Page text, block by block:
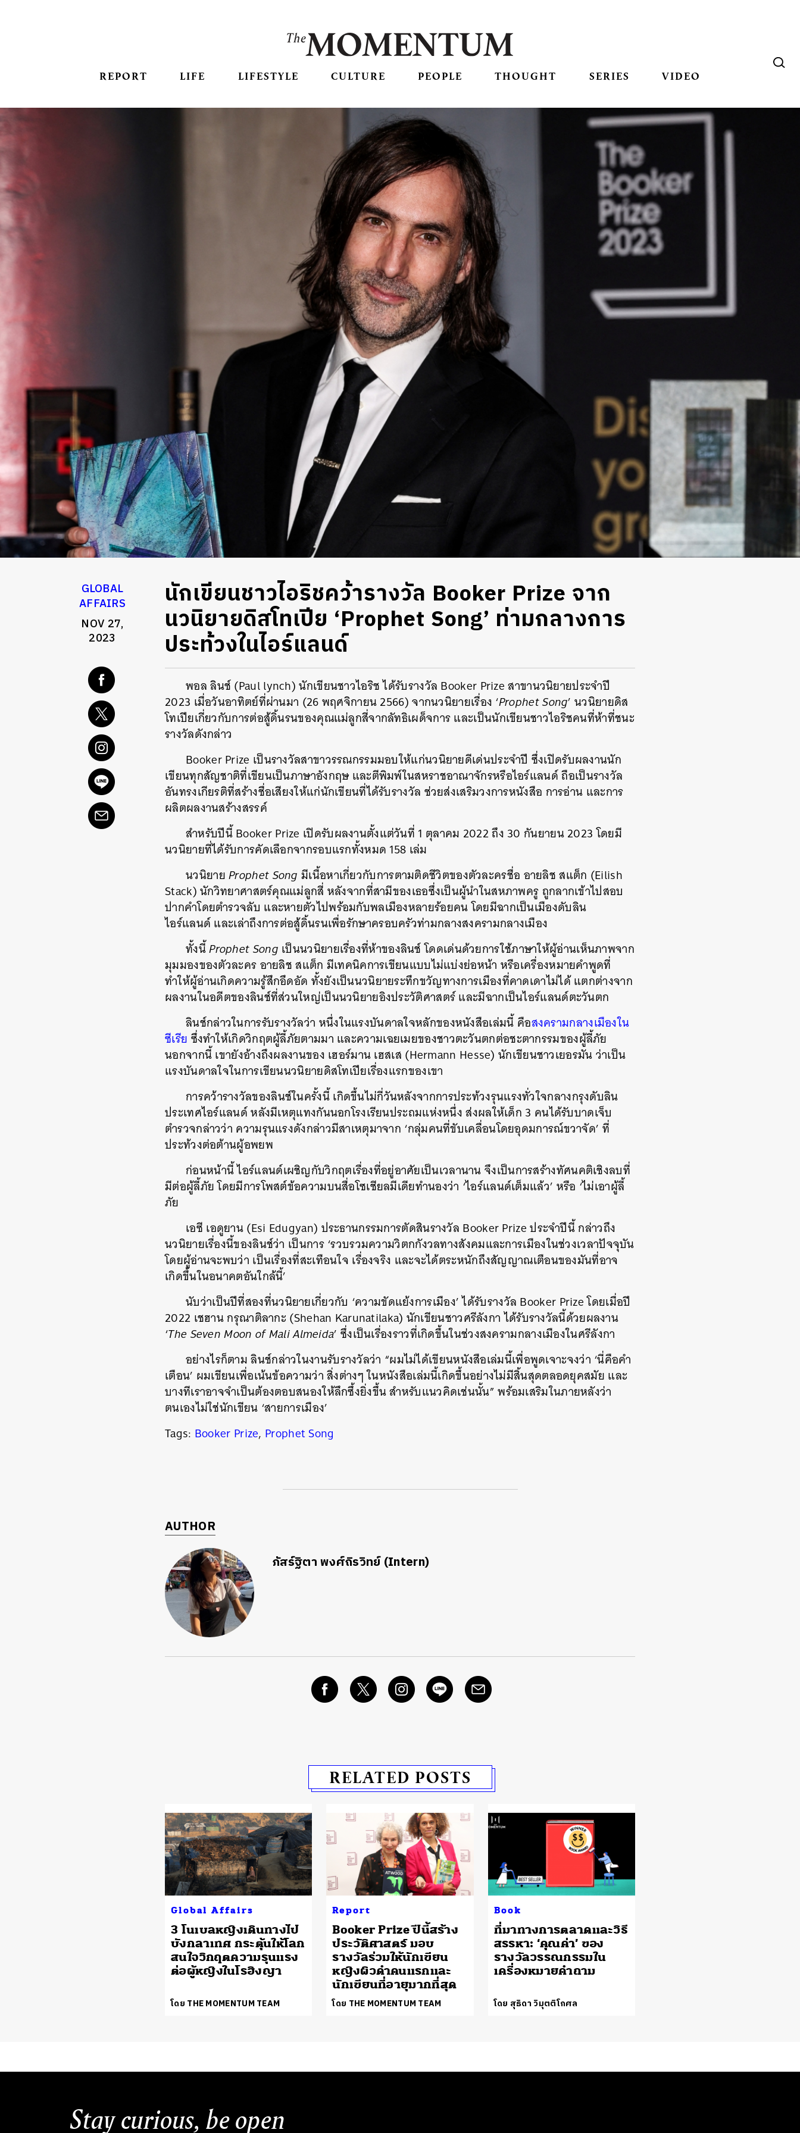
REPORT LIFE LIFESTYLE CULTURE PEOPLE THOUGHT SERIES VIDEO
GLOBAL
AFFAIRS
NOV 27,
2023
นักเขียนชาวไอริชคว้ารางวัล Booker Prize จาก
นวนิยายดิสโทเปีย ‘Prophet Song’ ท่ามกลางการ
ประท้วงในไอร์แลนด์
พอล ลินช์ (Paul lynch) นักเขียนชาวไอริช ได้รับรางวัล Booker Prize สาขานวนิยายประจำปี
2023 เมื่อวันอาทิตย์ที่ผ่านมา (26 พฤศจิกายน 2566) จากนวนิยายเรื่อง ‘Prophet Song’ นวนิยายดิส
โทเปียเกี่ยวกับการต่อสู้ดิ้นรนของคุณแม่ลูกสี่จากลัทธิเผด็จการ และเป็นนักเขียนชาวไอริชคนที่ห้าที่ชนะ
รางวัลดังกล่าว
Booker Prize เป็นรางวัลสาขาวรรณกรรมมอบให้แก่นวนิยายดีเด่นประจำปี ซึ่งเปิดรับผลงานนัก
เขียนทุกสัญชาติที่เขียนเป็นภาษาอังกฤษ และตีพิมพ์ในสหราชอาณาจักรหรือไอร์แลนด์ ถือเป็นรางวัล
อันทรงเกียรติที่สร้างชื่อเสียงให้แก่นักเขียนที่ได้รับรางวัล ช่วยส่งเสริมวงการหนังสือ การอ่าน และการ
ผลิตผลงานสร้างสรรค์
สำหรับปีนี้ Booker Prize เปิดรับผลงานตั้งแต่วันที่ 1 ตุลาคม 2022 ถึง 30 กันยายน 2023 โดยมี
นวนิยายที่ได้รับการคัดเลือกจากรอบแรกทั้งหมด 158 เล่ม
นวนิยายProphet Song มีเนื้อหาเกี่ยวกับการตามติดชีวิตของตัวละครชื่อ อายลิช สแต็ก (Eilish
Stack) นักวิทยาศาสตร์คุณแม่ลูกสี่ หลังจากที่สามีของเธอซึ่งเป็นผู้นำในสหภาพครู ถูกลากเข้าไปสอบ
ปากคำโดยตำรวจลับ และหายตัวไปพร้อมกับพลเมืองหลายร้อยคน โดยมีฉากเป็นเมืองดับลิน
ไอร์แลนด์ และเล่าถึงการต่อสู้ดิ้นรนเพื่อรักษาครอบครัวท่ามกลางสงครามกลางเมือง
ทั้งนี้Prophet Song เป็นนวนิยายเรื่องที่ห้าของลินช์ โดดเด่นด้วยการใช้ภาษาให้ผู้อ่านเห็นภาพจาก
มุมมองของตัวละคร อายลิช สแต็ก มีเทคนิคการเขียนแบบไม่แบ่งย่อหน้า หรือเครื่องหมายคำพูดที่
ทำให้ผู้อ่านเกิดความรู้สึกอึดอัด ทั้งยังเป็นนวนิยายระทึกขวัญทางการเมืองที่คาดเดาไม่ได้ แตกต่างจาก
ผลงานในอดีตของลินช์ที่ส่วนใหญ่เป็นนวนิยายอิงประวัติศาสตร์ และมีฉากเป็นไอร์แลนด์ตะวันตก
ลินช์กล่าวในการรับรางวัลว่า หนึ่งในแรงบันดาลใจหลักของหนังสือเล่มนี้ คือสงครามกลางเมืองใน
ซีเรีย ซึ่งทำให้เกิดวิกฤตผู้ลี้ภัยตามมา และความเฉยเมยของชาวตะวันตกต่อชะตากรรมของผู้ลี้ภัย
นอกจากนี้ เขายังอ้างถึงผลงานของ เฮอร์มาน เฮสเส (Hermann Hesse) นักเขียนชาวเยอรมัน ว่าเป็น
แรงบันดาลใจในการเขียนนวนิยายดิสโทเปียเรื่องแรกของเขา
การคว้ารางวัลของลินช์ในครั้งนี้ เกิดขึ้นไม่กี่วันหลังจากการประท้วงรุนแรงทั่วใจกลางกรุงดับลิน
ประเทศไอร์แลนด์ หลังมีเหตุแทงกันนอกโรงเรียนประถมแห่งหนึ่ง ส่งผลให้เด็ก 3 คนได้รับบาดเจ็บ
ตำรวจกล่าวว่า ความรุนแรงดังกล่าวมีสาเหตุมาจาก ‘กลุ่มคนที่ขับเคลื่อนโดยอุดมการณ์ขวาจัด’ ที่
ประท้วงต่อต้านผู้อพยพ
ก่อนหน้านี้ ไอร์แลนด์เผชิญกับวิกฤตเรื่องที่อยู่อาศัยเป็นเวลานาน จึงเป็นการสร้างทัศนคติเชิงลบที่
มีต่อผู้ลี้ภัย โดยมีการโพสต์ข้อความบนสื่อโซเชียลมีเดียทำนองว่า ‘ไอร์แลนด์เต็มแล้ว’ หรือ ‘ไม่เอาผู้ลี้
ภัย
เอซี เอดูยาน (Esi Edugyan) ประธานกรรมการตัดสินรางวัล Booker Prize ประจำปีนี้ กล่าวถึง
นวนิยายเรื่องนี้ของลินช์ว่า เป็นการ ‘รวบรวมความวิตกกังวลทางสังคมและการเมืองในช่วงเวลาปัจจุบัน
โดยผู้อ่านจะพบว่า เป็นเรื่องที่สะเทือนใจ เรื่องจริง และจะได้ตระหนักถึงสัญญาณเตือนของมันที่อาจ
เกิดขึ้นในอนาคตอันใกล้นี้’
นับว่าเป็นปีที่สองที่นวนิยายเกี่ยวกับ ‘ความขัดแย้งการเมือง’ ได้รับรางวัล Booker Prize โดยเมื่อปี
2022 เชฮาน กรุณาติลากะ (Shehan Karunatilaka) นักเขียนชาวศรีลังกา ได้รับรางวัลนี้ด้วยผลงาน
‘The Seven Moon of Mali Almeida’ ซึ่งเป็นเรื่องราวที่เกิดขึ้นในช่วงสงครามกลางเมืองในศรีลังกา
อย่างไรก็ตามลินช์กล่าวในงานรับรางวัลว่า “ผมไม่ได้เขียนหนังสือเล่มนี้เพื่อพูดเจาะจงว่า ‘นี่คือคำ
เตือน’ ผมเขียนเพื่อเน้นข้อความว่า สิ่งต่างๆ ในหนังสือเล่มนี้เกิดขึ้นอย่างไม่มีสิ้นสุดตลอดยุคสมัย และ
บางทีเราอาจจำเป็นต้องตอบสนองให้ลึกซึ้งยิ่งขึ้น สำหรับแนวคิดเช่นนั้น” พร้อมเสริมในภายหลังว่า
ตนเองไม่ใช่นักเขียน ‘สายการเมือง’
Tags: Booker Prize, Prophet Song
AUTHOR
ภัสร์ฐิตา พงศ์ถิรวิทย์ (Intern)
RELATED POSTS
Global Affairs
3 โนเบลหญิงเดินทางไป
บังกลาเทศ กระตุ้นให้โลก
สนใจวิกฤตความรุนแรง
ต่อผู้หญิงในโรฮิงญา
โดย THE MOMENTUM TEAM
Report
Booker Prize ปีนี้สร้าง
ประวัติศาสตร์ มอบ
รางวัลร่วมให้นักเขียน
หญิงผิวดำคนแรกและ
นักเขียนที่อายุมากที่สุด
โดย THE MOMENTUM TEAM
Book
​ที่มาทางการตลาดและวิธี
สรรหา: ‘คุณค่า’ ของ
รางวัลวรรณกรรมใน
เครื่องหมายคำถาม
โดย สุธิดา วิมุตติโกศล
Stay curious, be open
ค้นหา